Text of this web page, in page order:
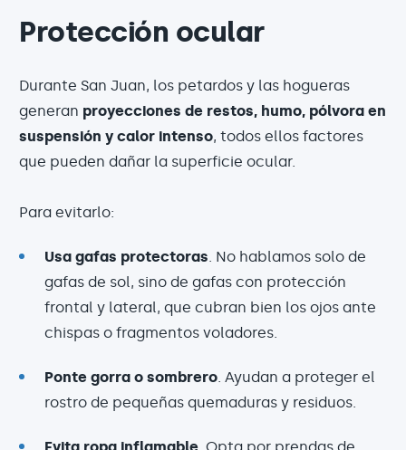
Protección ocular
Durante San Juan, los petardos y las hogueras
generan proyecciones de restos, humo, pólvora en
suspensión y calor intenso, todos ellos factores
que pueden dañar la superficie ocular.
Para evitarlo:
Usa gafas protectoras. No hablamos solo de
gafas de sol, sino de gafas con protección
frontal y lateral, que cubran bien los ojos ante
chispas o fragmentos voladores.
Ponte gorra o sombrero. Ayudan a proteger el
rostro de pequeñas quemaduras y residuos.